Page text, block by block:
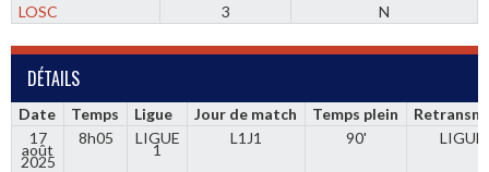
LOSC
3 N
DÉTAILS
Date Temps Ligue Jour de match Temps plein
17
août
2025
8h05 LIGUE
1
L1J1 90'